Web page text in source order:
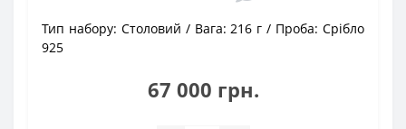
Тип набору: Столовий Вага: 216 г Проба: Срібло
925
67 000 грн.